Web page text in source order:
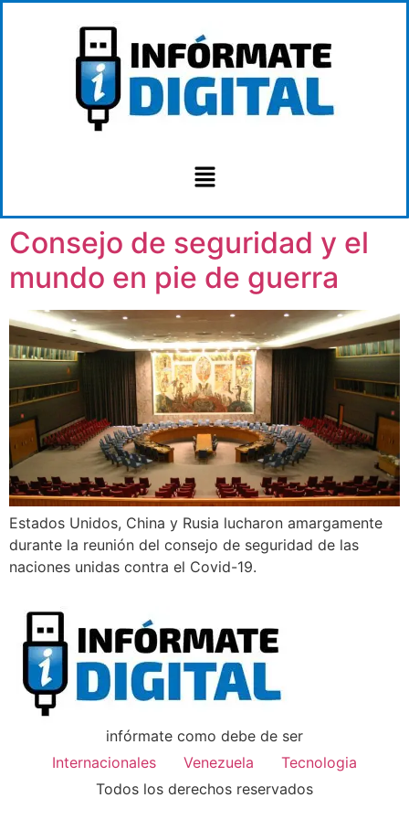
Consejo de seguridad y el
mundo en pie de guerra
Estados Unidos, China y Rusia lucharon amargamente
durante la reunión del consejo de seguridad de las
naciones unidas contra el Covid-19.
infórmate como debe de ser
Internacionales
Venezuela
Tecnologia
Todos los derechos reservados